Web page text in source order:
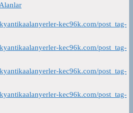
kec96k.com/post_tag-
kec96k.com/post_tag-
kec96k.com/post_tag-
kec96k.com/post_tag-